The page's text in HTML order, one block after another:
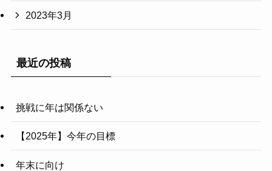
2023年3月
最近の投稿
挑戦に年は関係ない
【2025年】今年の目標
年末に向け